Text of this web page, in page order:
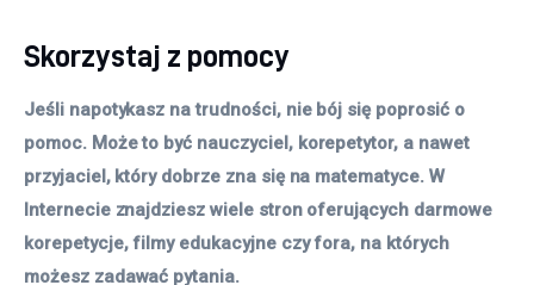
Skorzystaj z pomocy
Jeśli napotykasz na trudności, nie bój się poprosić o
pomoc. Może to być nauczyciel, korepetytor, a nawet
przyjaciel, który dobrze zna się na matematyce. W
Internecie znajdziesz wiele stron oferujących darmowe
korepetycje, filmy edukacyjne czy fora, na których
możesz zadawać pytania.